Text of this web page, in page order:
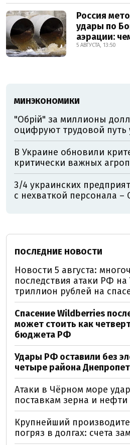
Россия
удары по
аэрации:
5 АВГУСТА, 13:50
МИНЭКОНОМИКИ
"Обрій" за миллионы
оцифруют трудовой путь
В Украине обновили
критически важных
3/4 украинских
с нехваткой персонала –
ПОСЛЕДНИЕ НОВОСТИ
Новости 5 августа:
последствия атаки РФ на
триллион рублей на
Спасение Wildberries
может стоить как
бюджета РФ
Удары РФ оставили без
четыре района
Атаки в Чёрном море
поставкам зерна и нефти
Крупнейший
погряз в долгах: счета